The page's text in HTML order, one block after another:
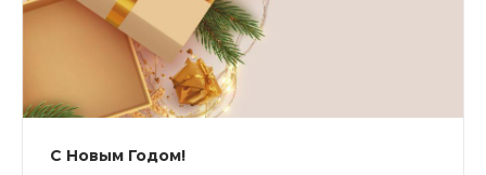
С Новым Годом!